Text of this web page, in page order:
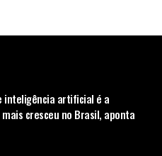
inteligência artificial é a
cresceu no Brasil, aponta